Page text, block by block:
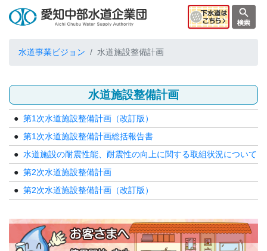
水道事業ビジョン 水道施設整備計画
水道施設整備計画
第1次水道施設整備計画（改訂版）
第1次水道施設整備計画総括報告書
水道施設の耐震性能、耐震性の向上に関する取組状況について
第2次水道施設整備計画
第2次水道施設整備計画（改訂版）